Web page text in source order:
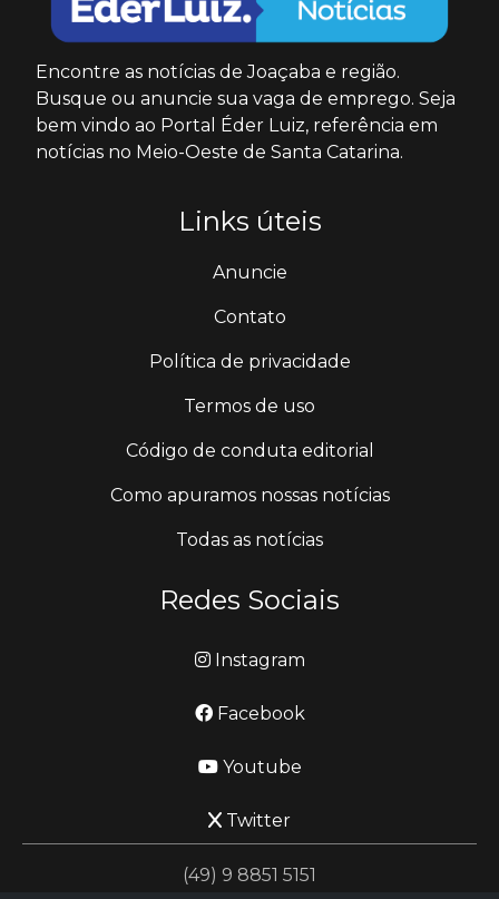
Encontre as notícias de Joaçaba e região.
Busque ou anuncie sua vaga de emprego. Seja
bem vindo ao Portal Éder Luiz, referência em
notícias no Meio-Oeste de Santa Catarina.
Links úteis
Anuncie
Contato
Política de privacidade
Termos de uso
Código de conduta editorial
Como apuramos nossas notícias
Todas as notícias
Redes Sociais
Instagram
Facebook
Youtube
Twitter
(49) 9 8851 5151